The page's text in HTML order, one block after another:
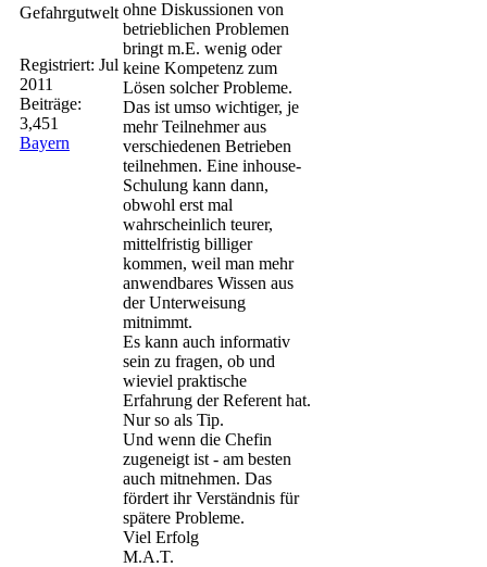
Gefahrgutwelt
Registriert: Jul
2011
Beiträge:
3,451
Bayern
ohne Diskussionen von
betrieblichen Problemen
bringt m.E. wenig oder
keine Kompetenz zum
Lösen solcher Probleme.
Das ist umso wichtiger, je
mehr Teilnehmer aus
verschiedenen Betrieben
teilnehmen. Eine inhouse-
Schulung kann dann,
obwohl erst mal
wahrscheinlich teurer,
mittelfristig billiger
kommen, weil man mehr
anwendbares Wissen aus
der Unterweisung
mitnimmt.
Es kann auch informativ
sein zu fragen, ob und
wieviel praktische
Erfahrung der Referent hat.
Nur so als Tip.
Und wenn die Chefin
zugeneigt ist - am besten
auch mitnehmen. Das
fördert ihr Verständnis für
spätere Probleme.
Viel Erfolg
M.A.T.